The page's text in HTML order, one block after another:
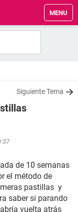
MENU
Siguiente Tema
de 10 semanas
el método de
pastillas y
saber si parando
vuelta atrás